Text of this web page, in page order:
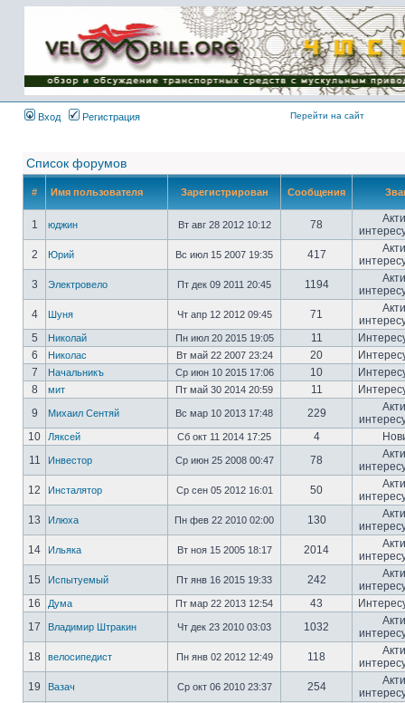
Имя пользователя:
Пароль:
{ LOG_ME_IN_SHORT
}
Вход
Регистрация Перейти на сайт
Список форумов
# Имя пользователя Зарегистрирован Сообщения
1 юджин Вт авг 28 2012 10:12 78
2
Юрий Вс июл 15 2007 19:35 417
3
Электровело Пт дек 09 2011 20:45 1194
4
Шуня Чт апр 12 2012 09:45 71
5
Николай Пн июл 20 2015 19:05 11
6
Николас Вт май 22 2007 23:24 20
7
Начальникъ Ср июн 10 2015 17:06 10
8
мит Пт май 30 2014 20:59 11
9
Михаил Сентяй Вс мар 10 2013 17:48 229
10
Ляксей Сб окт 11 2014 17:25 4
11
Инвестор Ср июн 25 2008 00:47 78
12
Инсталятор Ср сен 05 2012 16:01 50
13
Илюха Пн фев 22 2010 02:00 130
14
Ильяка Вт ноя 15 2005 18:17 2014
15
Испытуемый Пт янв 16 2015 19:33 242
16
Дума Пт мар 22 2013 12:54 43
17
Владимир Штракин Чт дек 23 2010 03:03 1032
18
велосипедист Пн янв 02 2012 12:49 118
19
Вазач Ср окт 06 2010 23:37 254